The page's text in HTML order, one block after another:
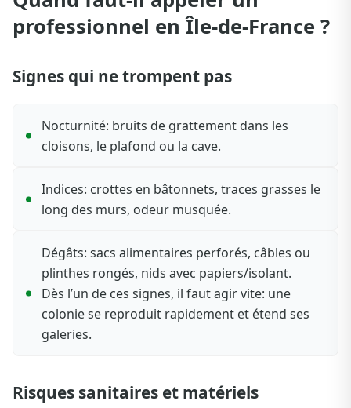
professionnel en Île-de-France ?
Signes qui ne trompent pas
Nocturnité: bruits de grattement dans les
cloisons, le plafond ou la cave.
Indices: crottes en bâtonnets, traces grasses le
long des murs, odeur musquée.
Dégâts: sacs alimentaires perforés, câbles ou
plinthes rongés, nids avec papiers/isolant.
Dès l’un de ces signes, il faut agir vite: une
colonie se reproduit rapidement et étend ses
galeries.
Risques sanitaires et matériels